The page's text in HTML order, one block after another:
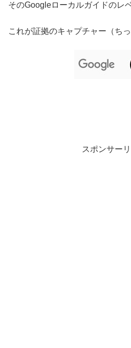
そのGoogleローカルガイドのレ
これが証拠のキャプチャー（ち
スポンサー